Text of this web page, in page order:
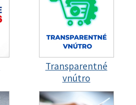
Transparentné
vnútro